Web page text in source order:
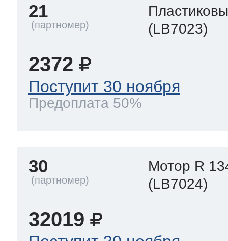
21
(LB7023)
2372
Поступит 30 ноября
Предоплата 50%
30
Мотор R
(LB7024)
32019